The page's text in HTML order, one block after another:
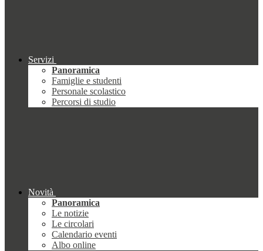
Servizi
Panoramica
Famiglie e studenti
Personale scolastico
Percorsi di studio
Novità
Panoramica
Le notizie
Le circolari
Calendario eventi
Albo online